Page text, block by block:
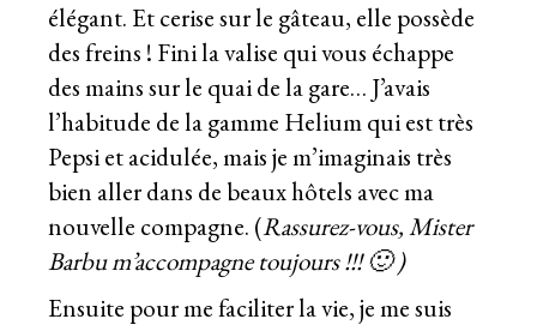
élégant. Et cerise sur le gâteau, elle possède
des freins ! Fini la valise qui vous échappe
des mains sur le quai de la gare… J’avais
l’habitude de la gamme Helium qui est très
Pepsi et acidulée, mais je m’imaginais très
bien aller dans de beaux hôtels avec ma
nouvelle compagne. (Rassurez-vous, Mister
Barbu m’accompagne toujours !!! 🙂 )
Ensuite pour me faciliter la vie, je me suis